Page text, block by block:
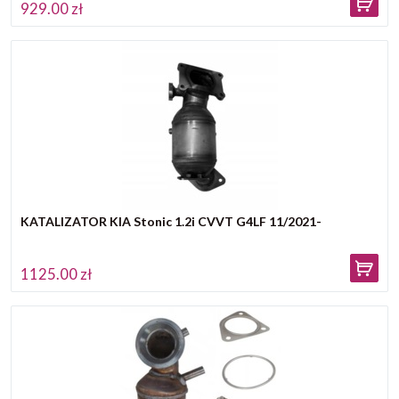
929.00 zł
KATALIZATOR KIA Stonic 1.2i CVVT G4LF 11/2021-
1125.00 zł